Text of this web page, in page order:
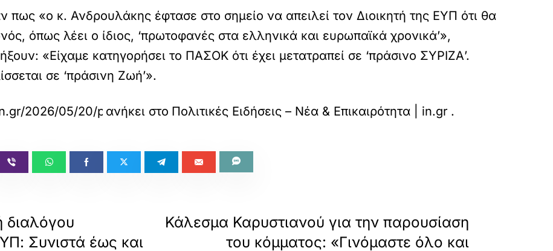
πως «ο κ. Ανδρουλάκης έφτασε στο σημείο να απειλεί τον Διοικητή της ΕΥΠ ότι θα
όπως λέει ο ίδιος, ‘πρωτοφανές στα ελληνικά και ευρωπαϊκά χρονικά’»,
«Είχαμε κατηγορήσει το ΠΑΣΟΚ ότι έχει μετατραπεί σε ‘πράσινο ΣΥΡΙΖΑ’.
σε ‘πράσινη Ζωή’».
2026/05/20/politics/politiki-grammateia/pasok-se-paniko-to-maksimou-ektithetai-
ανήκει στο Πολιτικές Ειδήσεις – Νέα & Επικαιρότητα | in.gr .
διαλόγου
Συνιστά έως και
Κάλεσμα Καρυστιανού για την παρουσίαση
του κόμματος: «Γινόμαστε όλο και